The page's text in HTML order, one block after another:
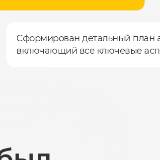
Сформирован детальный план
включающий все ключевые